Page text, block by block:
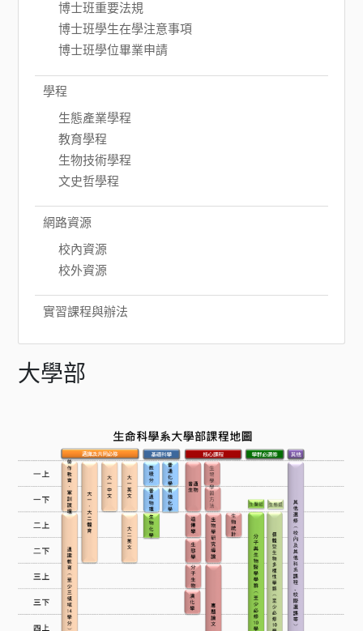
博士班重要法規
博士班學生在學注意事項
博士班學位畢業申請
學程
生態產業學程
教育學程
生物技術學程
文史哲學程
網路資源
校內資源
校外資源
實習課程與辦法
大學部